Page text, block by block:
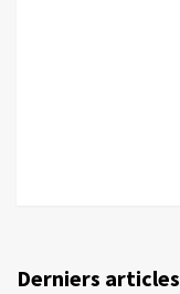
Derniers articles